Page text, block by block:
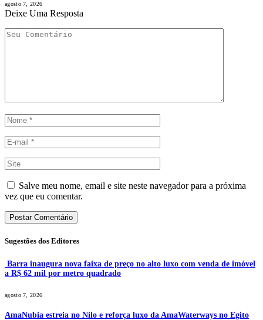
agosto 7, 2026
Deixe Uma Resposta
Salve meu nome, email e site neste navegador para a próxima
vez que eu comentar.
Sugestões dos Editores
Barra inaugura nova faixa de preço no alto luxo com venda de imóvel
a R$ 62 mil por metro quadrado
agosto 7, 2026
AmaNubia estreia no Nilo e reforça luxo da AmaWaterways no Egito